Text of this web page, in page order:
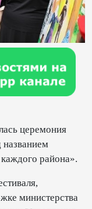
церемония
названием
района».
министерства